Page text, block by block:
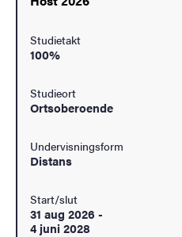
Studietakt
100%
Studieort
Ortsoberoende
Undervisningsform
Distans
Start/slut
31 aug 2026 -
4 juni 2028